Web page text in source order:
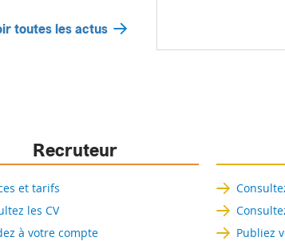
toutes les actus
Recruteur
et tarifs
les CV
à votre compte
Publiez